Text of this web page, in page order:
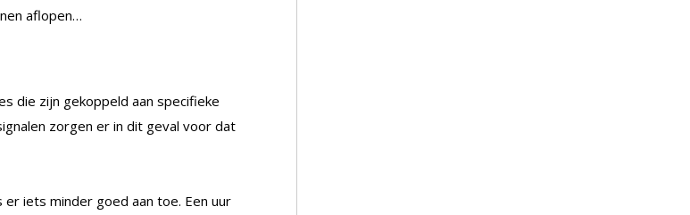
aflopen…
die zijn gekoppeld aan specifieke
zorgen er in dit geval voor dat
iets minder goed aan toe. Een uur